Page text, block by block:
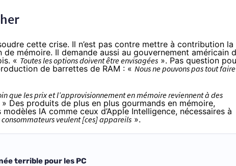
cette crise. Il n’est pas contre mettre à contribution la
mémoire. Il demande aussi au gouvernement américain
« Toutes les options doivent être envisagées ». Pas question
de barrettes de RAM : « Nous ne pouvons pas tout faire
que les prix et l’approvisionnement en mémoire reviennent à des
» Des produits de plus en plus gourmands en mémoire,
IA comme ceux d’Apple Intelligence, nécessaires à
veulent [ces] appareils ».
terrible pour les PC